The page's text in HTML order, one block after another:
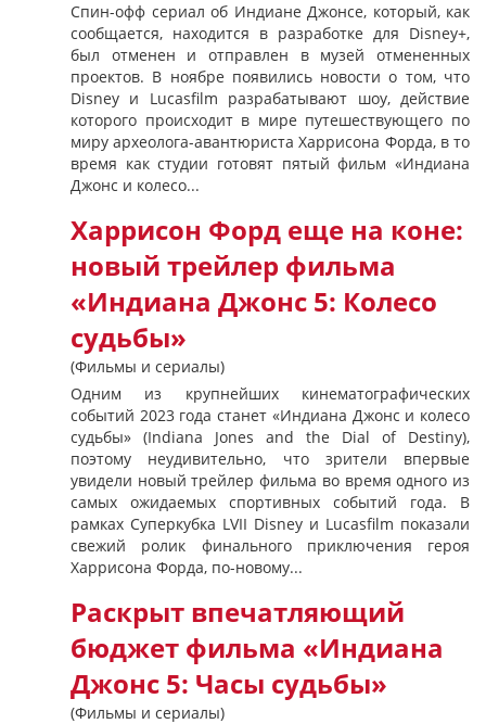
Спин-офф сериал об Индиане Джонсе, который, как
сообщается, находится в разработке для Disney+,
был отменен и отправлен в музей отмененных
проектов. В ноябре появились новости о том, что
Disney и Lucasfilm разрабатывают шоу, действие
которого происходит в мире путешествующего по
миру археолога-авантюриста Харрисона Форда, в то
время как студии готовят пятый фильм «Индиана
Джонс и колесо...
Харрисон Форд еще на коне:
новый трейлер фильма
«Индиана Джонс 5: Колесо
судьбы»
(Фильмы и сериалы)
Одним из крупнейших кинематографических
событий 2023 года станет «Индиана Джонс и колесо
судьбы» (Indiana Jones and the Dial of Destiny),
поэтому неудивительно, что зрители впервые
увидели новый трейлер фильма во время одного из
самых ожидаемых спортивных событий года. В
рамках Суперкубка LVII Disney и Lucasfilm показали
свежий ролик финального приключения героя
Харрисона Форда, по-новому...
Раскрыт впечатляющий
бюджет фильма «Индиана
Джонс 5: Часы судьбы»
(Фильмы и сериалы)